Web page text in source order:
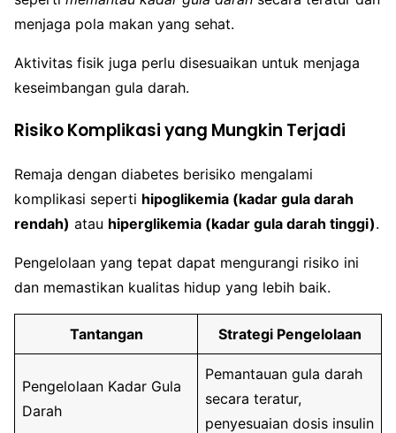
menjaga pola makan yang sehat.
Aktivitas fisik juga perlu disesuaikan untuk menjaga
keseimbangan gula darah.
Risiko Komplikasi yang Mungkin Terjadi
Remaja dengan diabetes berisiko mengalami
komplikasi seperti hipoglikemia (kadar gula darah
rendah) atau hiperglikemia (kadar gula darah tinggi).
Pengelolaan yang tepat dapat mengurangi risiko ini
dan memastikan kualitas hidup yang lebih baik.
Tantangan Strategi Pengelolaan
Pengelolaan Kadar Gula
Darah
Pemantauan gula darah
secara teratur,
penyesuaian dosis insulin